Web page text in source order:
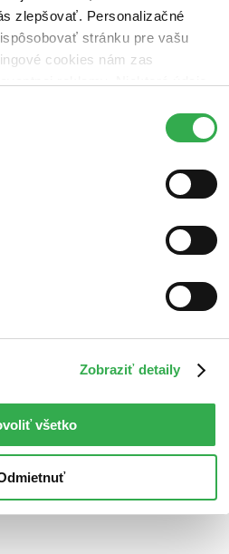
zlepšovať. Personalizačné
stránku pre vašu
cookies nám zas
všetky tieto cookies. Ďakujeme!
Zobraziť detaily
všetko
Nula kelvinov sa David Settle
lásky predsa len nevzdá a utečie s
nemajú ich prenasledovatelia
z budúcnosti veria...